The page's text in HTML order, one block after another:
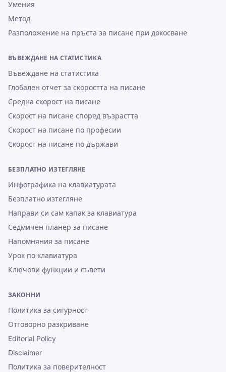
Умения
Метод
Разположение на пръста за писане при докосване
ВЪВЕЖДАНЕ НА СТАТИСТИКА
Въвеждане на статистика
Глобален отчет за скоростта на писане
Средна скорост на писане
Скорост на писане според възрастта
Скорост на писане по професии
Скорост на писане по държави
БЕЗПЛАТНО ИЗТЕГЛЯНЕ
Инфографика на клавиатурата
Безплатно изтегляне
Направи си сам капак за клавиатура
Седмичен планер за писане
Напомняния за писане
Урок по клавиатура
Ключови функции и съвети
ЗАКОННИ
Политика за сигурност
Отговорно разкриване
Editorial Policy
Disclaimer
Политика за поверителност